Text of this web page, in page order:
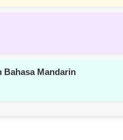
Bahasa Mandarin